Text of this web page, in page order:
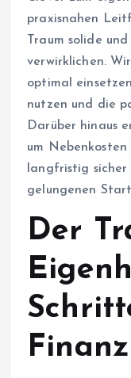
praxisnahen
Traum solide
verwirklichen.
optimal
nutzen und die
Darüber hinaus
um
langfristig
gelungenen
Der